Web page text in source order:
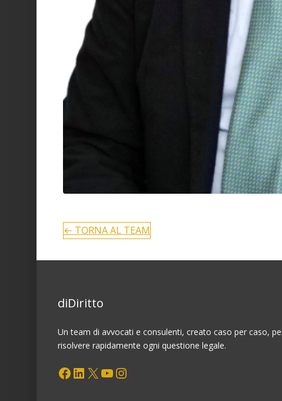
← TORNA AL TEAM
diDiritto
Un team di avvocati e consulenti, creato caso per caso,
risolvere rapidamente ogni questione legale.
Facebook LinkedIn X YouTube Instagram